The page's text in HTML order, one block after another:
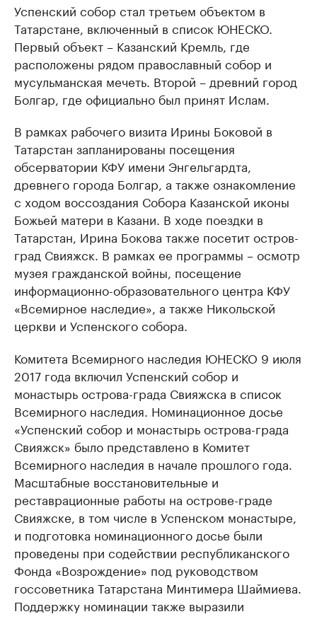
Успенский собор стал третьем объектом в
Татарстане, включенный в список ЮНЕСКО.
Первый объект – Казанский Кремль, где
расположены рядом православный собор и
мусульманская мечеть. Второй – древний город
Болгар, где официально был принят Ислам.
В рамках рабочего визита Ирины Боковой в
Татарстан запланированы посещения
обсерватории КФУ имени Энгельгардта,
древнего города Болгар, а также ознакомление
с ходом воссоздания Собора Казанской иконы
Божьей матери в Казани. В ходе поездки в
Татарстан, Ирина Бокова также посетит остров-
град Свияжск. В рамках ее программы – осмотр
музея гражданской войны, посещение
информационно-образовательного центра КФУ
«Всемирное наследие», а также Никольской
церкви и Успенского собора.
Комитета Всемирного наследия ЮНЕСКО 9 июля
2017 года включил Успенский собор и
монастырь острова-града Свияжска в список
Всемирного наследия. Номинационное досье
«Успенский собор и монастырь острова-града
Свияжск» было представлено в Комитет
Всемирного наследия в начале прошлого года.
Масштабные восстановительные и
реставрационные работы на острове-граде
Свияжске, в том числе в Успенском монастыре,
и подготовка номинационного досье были
проведены при содействии республиканского
Фонда «Возрождение» под руководством
госсоветника Татарстана Минтимера Шаймиева.
Поддержку номинации также выразили